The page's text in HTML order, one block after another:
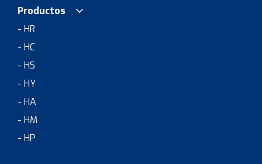
Productos
- HR
- HC
- HS
- HY
- HA
- HM
- HP